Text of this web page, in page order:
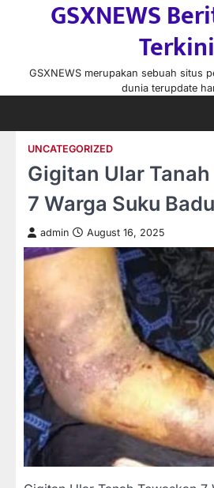
GSXNEWS
Terkini
GSXNEWS merupakan sebuah situs
dunia terupdate
UNCATEGORIZED
Gigitan Ular
7 Warga Suku
admin August 16, 2025